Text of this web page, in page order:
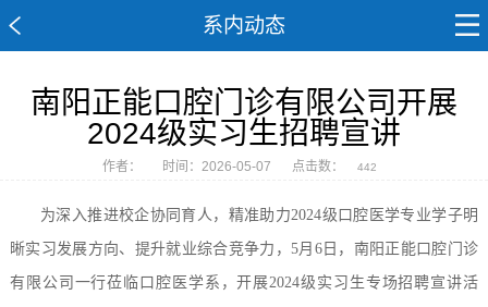
系内动态
南阳正能口腔门诊有限公司开展
2024级实习生招聘宣讲
作者： 时间：2026-05-07 点击数： 442
为深入推进校企协同育人，精准助力2024级口腔医学专业学子明
晰实习发展方向、提升就业综合竞争力，5月6日，南阳正能口腔门诊
有限公司一行莅临口腔医学系，开展2024级实习生专场招聘宣讲活